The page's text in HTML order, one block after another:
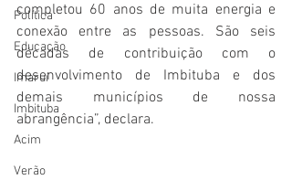
Política
Educação
Imaruí
Imbituba
Acim
Verão
completou 60 anos de muita energia e
conexão entre as pessoas. São seis
décadas de contribuição com o
desenvolvimento de Imbituba e dos
demais municípios de nossa
abrangência”, declara.